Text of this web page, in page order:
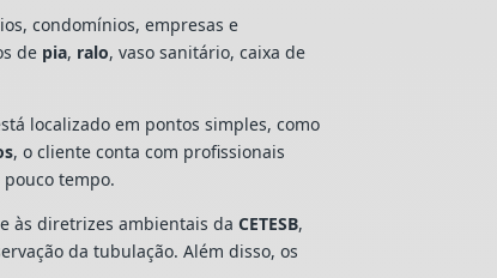
condomínios, empresas e
de pia, ralo, vaso sanitário, caixa de
localizado em pontos simples, como
, o cliente conta com profissionais
tempo.
e às diretrizes ambientais daCETESB,
da tubulação. Além disso, os